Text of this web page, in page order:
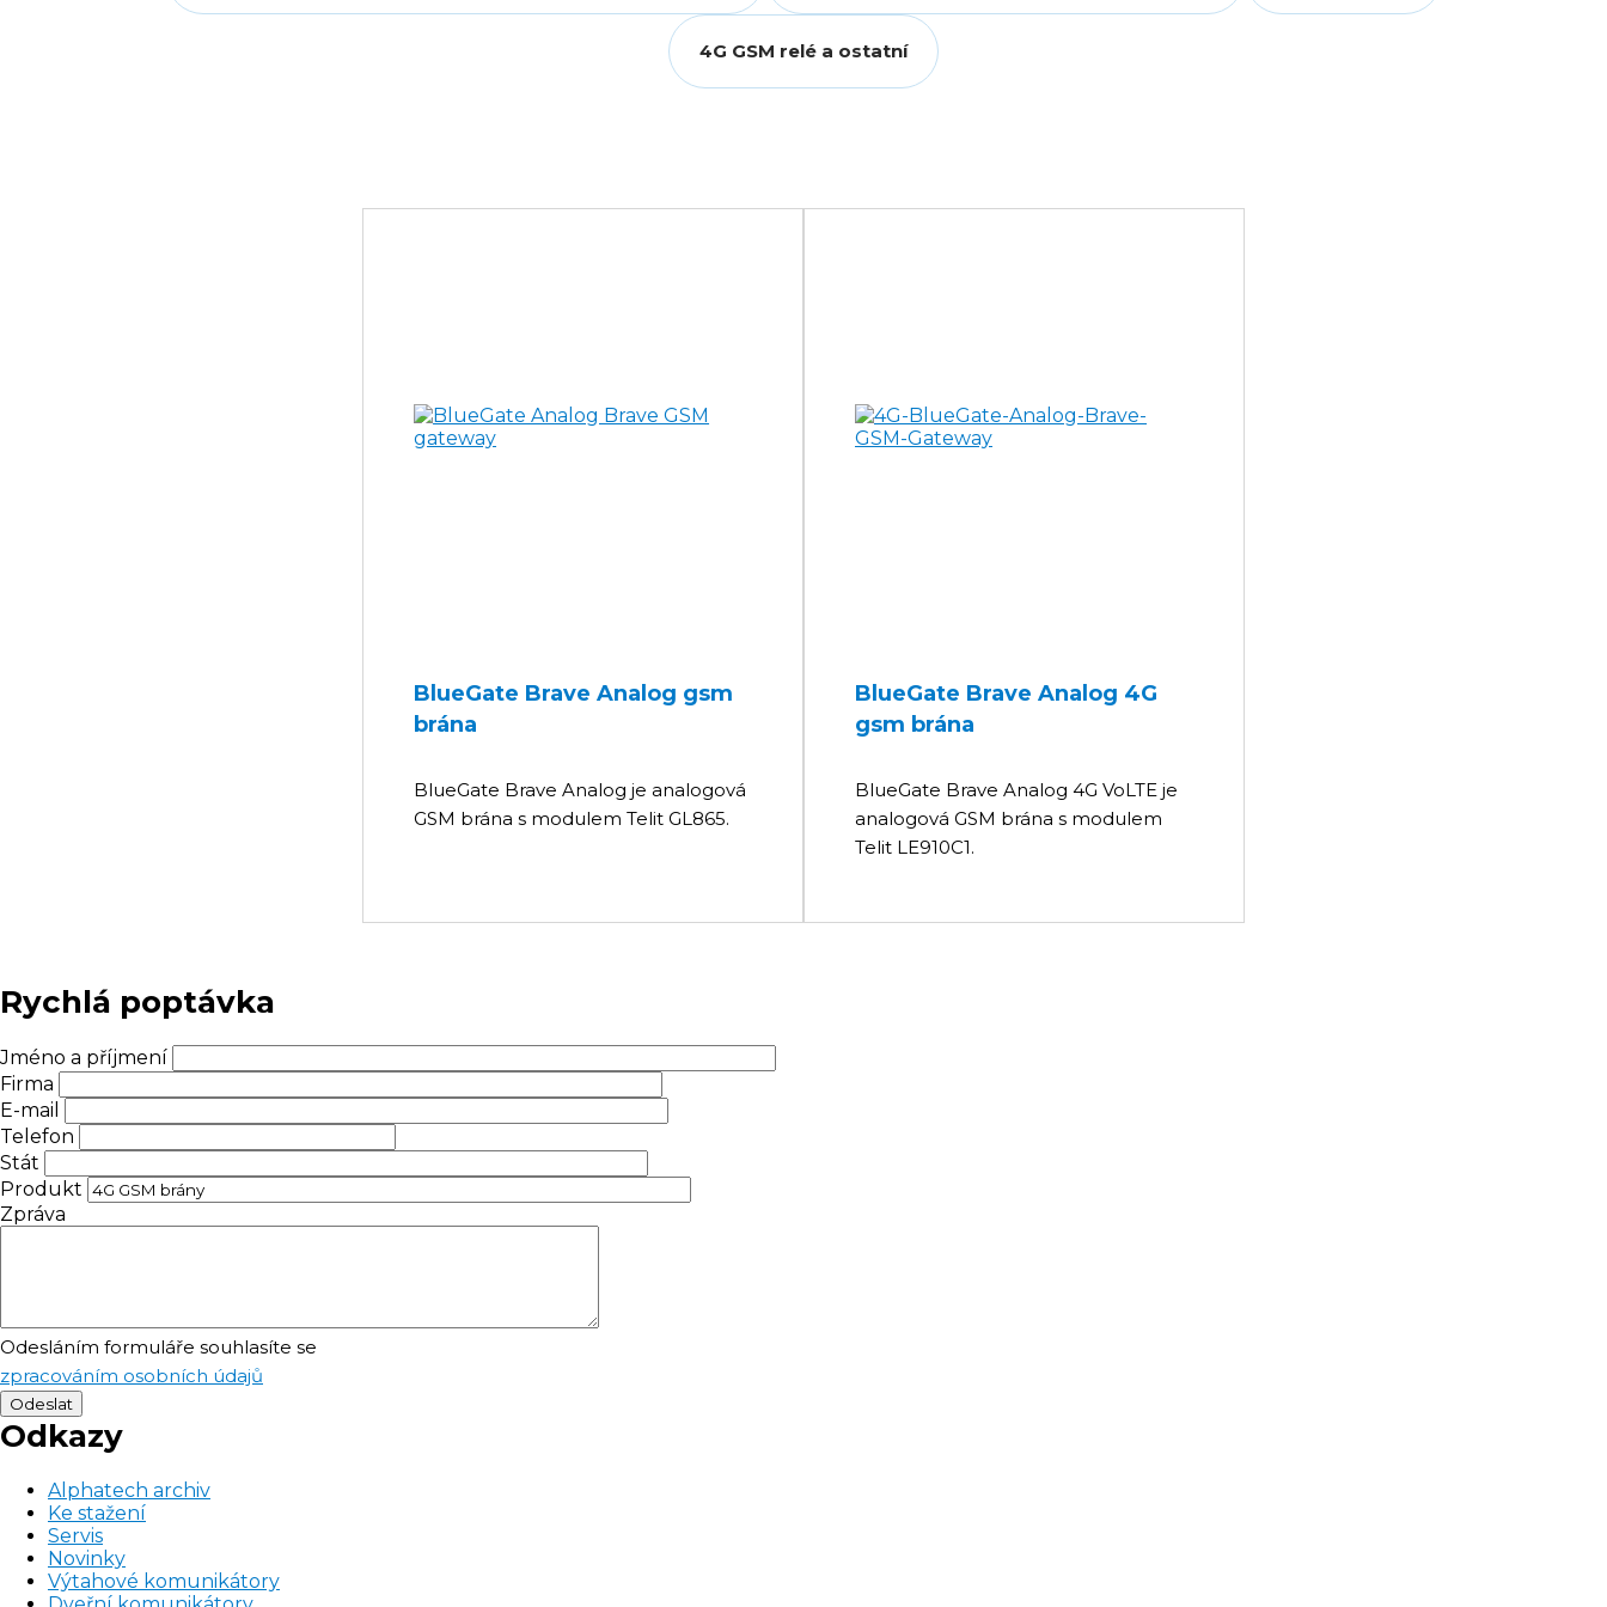
4G GSM relé a ostatní
BlueGate Brave Analog gsm
brána
BlueGate Brave Analog je analogová
GSM brána s modulem Telit GL865.
BlueGate Brave Analog 4G
gsm brána
BlueGate Brave Analog 4G VoLTE je
analogová GSM brána s modulem
Telit LE910C1.
Rychlá poptávka
Jméno a příjmení
Firma
E-mail
Telefon
Stát
Produkt
Zpráva
Odesláním formuláře souhlasíte se
zpracováním osobních údajů
Odkazy
Alphatech archiv
Ke stažení
Servis
Novinky
Výtahové komunikátory